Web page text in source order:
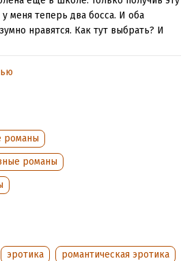
меня теперь два босса. И оба
нравятся. Как тут выбрать? И
2020
романы
романы
эротика
романтическая эротика